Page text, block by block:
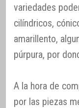
variedades
cilíndricos,
amarillento,
púrpura, por
A la hora de
por las piezas